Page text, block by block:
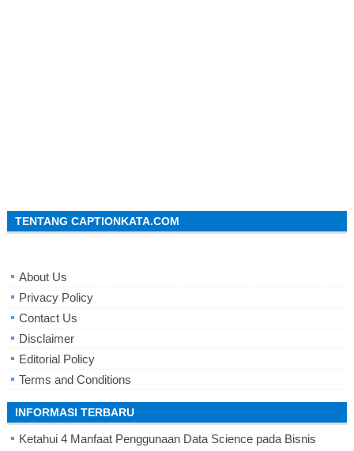
TENTANG CAPTIONKATA.COM
About Us
Privacy Policy
Contact Us
Disclaimer
Editorial Policy
Terms and Conditions
INFORMASI TERBARU
Ketahui 4 Manfaat Penggunaan Data Science pada Bisnis